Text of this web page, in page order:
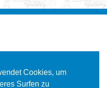
Cookies, um
Surfen zu